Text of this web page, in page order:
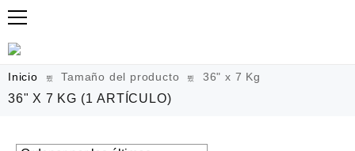
Inicio Tamaño del producto 36" x 7 Kg
36" X 7 KG (1 ARTÍCULO)